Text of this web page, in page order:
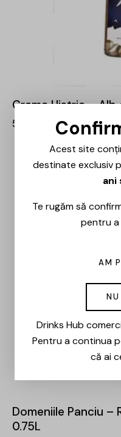
Crama Histria – Alb
58,00 lei
Domeniile Panciu –
0.75L
Acest site
destinate exclusiv
ani
Te rugăm să
pentru
AM
Drinks Hub
Pentru a continua
că ai